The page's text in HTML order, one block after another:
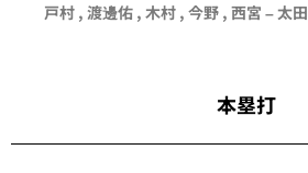
戸村 , 渡邊佑 , 木村 , 今野 , 西宮 –太田
本塁打